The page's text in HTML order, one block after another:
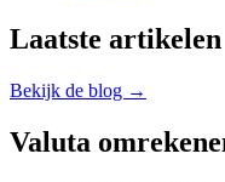
Laatste artikelen
Bekijk de blog →
Valuta